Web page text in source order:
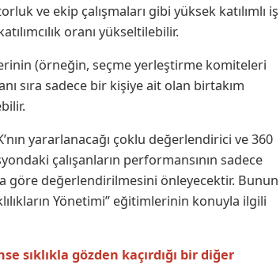
ve ekip çalışmaları gibi yüksek katılımlı iş
oranı yükseltilebilir.
(örneğin, seçme yerleştirme komiteleri
sıra sadece bir kişiye ait olan birtakım
yararlanacağı çoklu değerlendirici ve 360
çalışanların performansının sadece
göre değerlendirilmesini önleyecektir. Bunun
Yönetimi” eğitimlerinin konuyla ilgili
sıklıkla gözden kaçırdığı bir diğer